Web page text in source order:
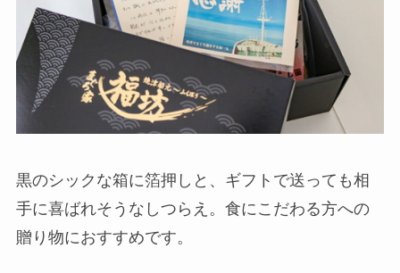
黒のシックな箱に箔押しと、ギフトで送っても相
手に喜ばれそうなしつらえ。食にこだわる方への
贈り物におすすめです。